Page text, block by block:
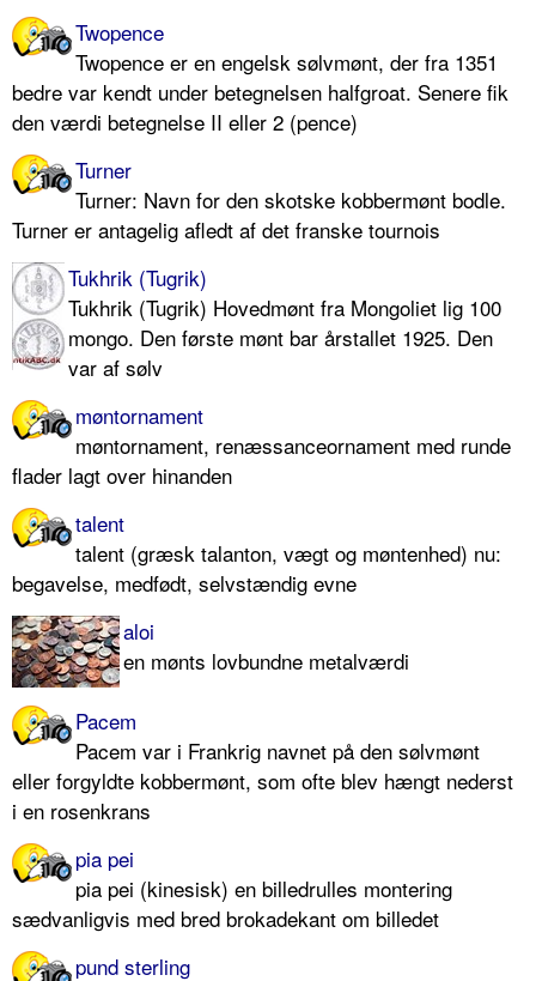
Twopence
Twopence er en engelsk sølvmønt, der fra 1351
bedre var kendt under betegnelsen halfgroat. Senere fik
den værdi betegnelse II eller 2 (pence)
Turner
Turner: Navn for den skotske kobbermønt bodle.
Turner er antagelig afledt af det franske tournois
Tukhrik (Tugrik)
Tukhrik (Tugrik) Hovedmønt fra Mongoliet lig 100
mongo. Den første mønt bar årstallet 1925. Den
var af sølv
møntornament
møntornament, renæssanceornament med runde
flader lagt over hinanden
talent
talent (græsk talanton, vægt og møntenhed) nu:
begavelse, medfødt, selvstændig evne
aloi
en mønts lovbundne metalværdi
Pacem
Pacem var i Frankrig navnet på den sølvmønt
eller forgyldte kobbermønt, som ofte blev hængt nederst
i en rosenkrans
pia pei
pia pei (kinesisk) en billedrulles montering
sædvanligvis med bred brokadekant om billedet
pund sterling